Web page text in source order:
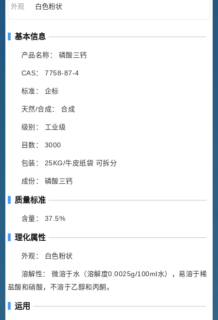
外观 白色粉状
基本信息
产品名称： 磷酸三钙
CAS： 7758-87-4
标准： 企标
天然/合成： 合成
级别： 工业级
目数： 3000
包装： 25KG/牛皮纸袋 可拆分
成份： 磷酸三钙
质量标准
含量： 37.5%
理化属性
外观： 白色粉状
溶解性： 微溶于水（溶解度0.0025g/100ml水），易溶于稀
盐酸和硝酸，不溶于乙醇和丙酮。
运用